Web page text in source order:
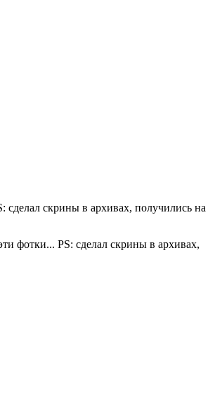
сделал скрины в архивах, получились на
фотки... PS: сделал скрины в архивах,